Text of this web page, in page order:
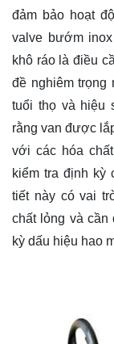
đảm bảo hoạt
valve bướm
khô ráo là điều
đề nghiêm trọng
tuổi thọ và hiệu
rằng van được
với các hóa
kiểm tra định kỳ
tiết này có vai
chất lỏng và
kỳ dấu hiệu hao